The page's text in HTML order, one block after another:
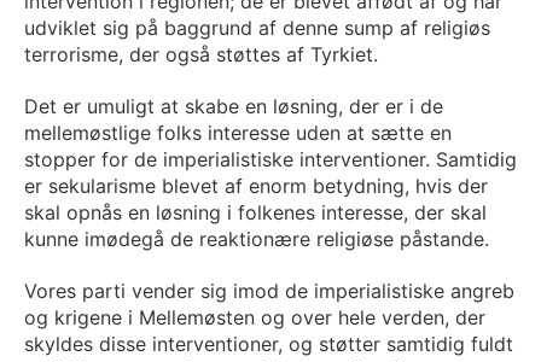
udviklet sig på baggrund af denne sump af religiøs
terrorisme, der også støttes af Tyrkiet.
Det er umuligt at skabe en løsning, der er i de
mellemøstlige folks interesse uden at sætte en
stopper for de imperialistiske interventioner. Samtidig
er sekularisme blevet af enorm betydning, hvis der
skal opnås en løsning i folkenes interesse, der skal
kunne imødegå de reaktionære religiøse påstande.
Vores parti vender sig imod de imperialistiske angreb
og krigene i Mellemøsten og over hele verden, der
skyldes disse interventioner, og støtter samtidig fuldt